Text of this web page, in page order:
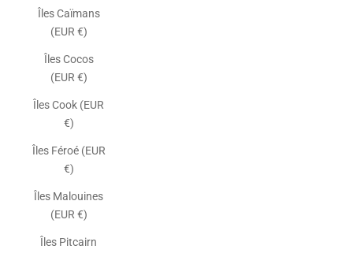
Îles Caïmans
(EUR €)
Îles Cocos
(EUR €)
Îles Cook (EUR
€)
Îles Féroé (EUR
€)
Îles Malouines
(EUR €)
Îles Pitcairn